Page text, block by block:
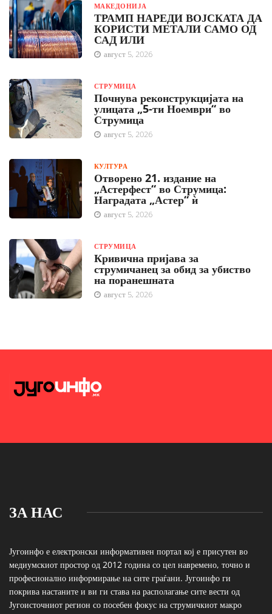
МАКЕДОНИЈА
ТРАМП НАРЕДИ ВОЈСКАТА ДА
КОРИСТИ МЕТАЛИ САМО ОД
САД ИЛИ
август 5, 2026
СТРУМИЦА
Почнува реконструкцијата на
улицата „5-ти Ноември“ во
Струмица
август 5, 2026
КУЛТУРА
Отворено 21. издание на
„Астерфест“ во Струмица:
Наградата „Астер“ ѝ
август 5, 2026
СТРУМИЦА
Кривична пријава за
струмичанец за обид за убиство
на поранешната
август 5, 2026
ЗА НАС
Југоинфо е електронски информативен портал кој е присутен во
медиумскиот простор од 2012 година со цел навремено, точно и
професионално информирање на сите граѓани. Југоинфо ги
покрива настаните и ви ги става на располагање сите вести од
Југоисточниот регион со посебен фокус на струмичкиот макро